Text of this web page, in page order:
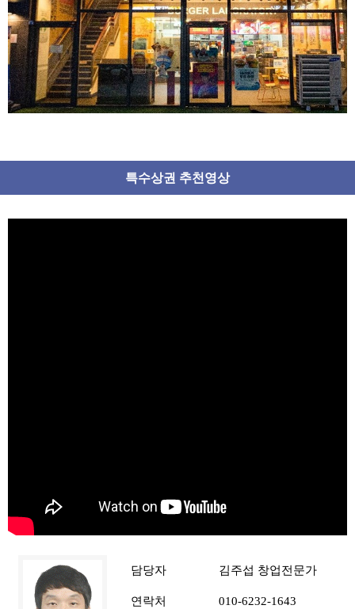
특수상권 추천영상
담당자 김주섭 창업전문가
연락처 010-6232-1643